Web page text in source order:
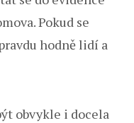
Pokud se
hodně lidí a
obvykle i docela